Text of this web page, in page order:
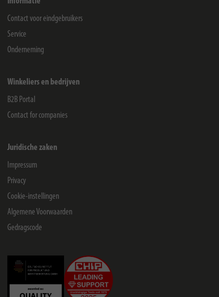
Contact voor eindgebruikers
Service
Onderneming
Winkeliers en bedrijven
B2B Portal
Contact for companies
Juridische zaken
Impressum
Privacy
Cookie-instellingen
Algemene Voorwaarden
Gedragscode